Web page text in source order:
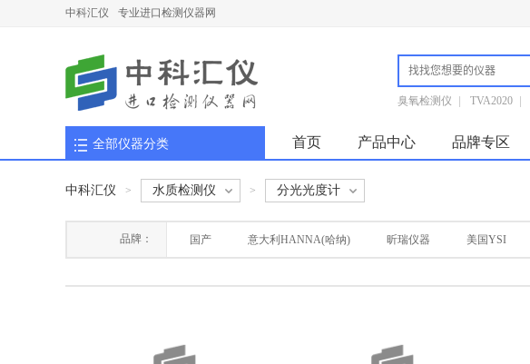
中科汇仪 专业进口检测仪器网
臭氧检测仪 TVA2020
首页 产品中心 品牌专区
全部仪器分类
中科汇仪 > 水质检测仪 > 分光光度计
品牌： 国产 意大利HANNA(哈纳) 昕瑞仪器 美国YSI